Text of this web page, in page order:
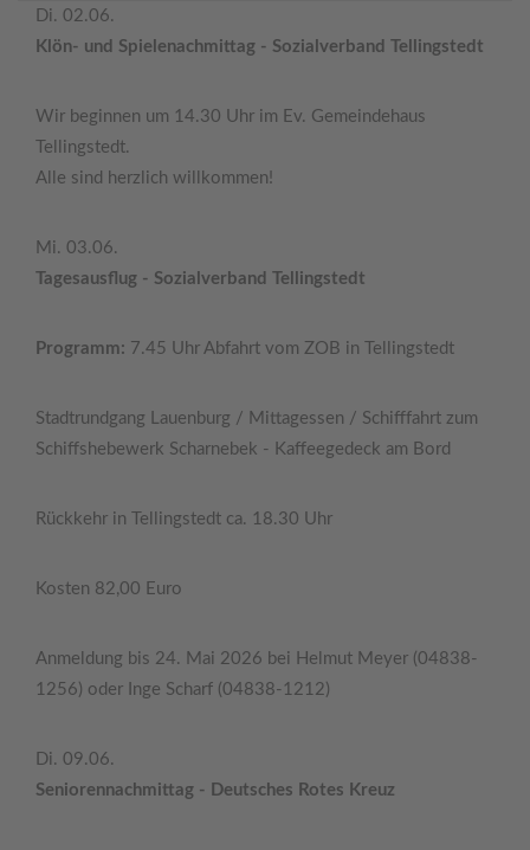
Di. 02.06.
Klön- und Spielenachmittag - Sozialverband Tellingstedt
Wir beginnen um 14.30 Uhr im Ev. Gemeindehaus
Tellingstedt.
Alle sind herzlich willkommen!
Mi. 03.06.
Tagesausflug - Sozialverband Tellingstedt
Programm: 7.45 Uhr Abfahrt vom ZOB in Tellingstedt
Stadtrundgang Lauenburg / Mittagessen / Schifffahrt zum
Schiffshebewerk Scharnebek - Kaffeegedeck am Bord
Rückkehr in Tellingstedt ca. 18.30 Uhr
Kosten 82,00 Euro
Anmeldung bis 24. Mai 2026 bei Helmut Meyer (04838-
1256) oder Inge Scharf (04838-1212)
Di. 09.06.
Seniorennachmittag - Deutsches Rotes Kreuz